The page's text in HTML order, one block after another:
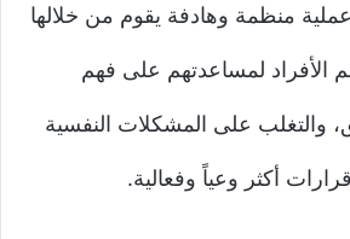
منظمة وهادفة يقوم من خلالها
الأفراد لمساعدتهم على فهم
والتغلب على المشكلات النفسية
أكثر وعياً وفعالية.